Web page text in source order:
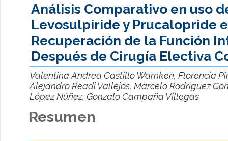
Análisis Comparativo en uso
Levosulpiride y Prucalopride
Recuperación de la Función
Después de Cirugía Electiva
Valentina Andrea Castillo Warnken, Florencia
Alejandro Readi Vallejos, Marcelo Rodríguez
López Núñez, Gonzalo Campaña Villegas
Resumen